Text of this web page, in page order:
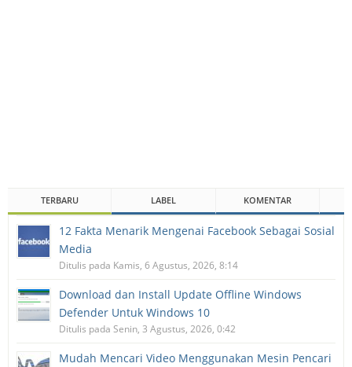
TERBARU LABEL KOMENTAR
12 Fakta Menarik Mengenai Facebook Sebagai Sosial
Media
Ditulis pada Kamis, 6 Agustus, 2026, 8:14
Download dan Install Update Offline Windows
Defender Untuk Windows 10
Ditulis pada Senin, 3 Agustus, 2026, 0:42
Mudah Mencari Video Menggunakan Mesin Pencari